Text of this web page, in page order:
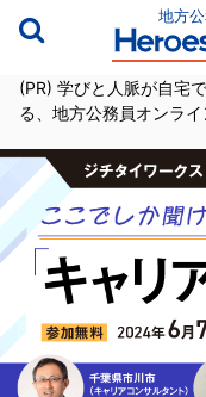
地方
(PR) 学びと人脈が自宅
る、地方公務員オンラ